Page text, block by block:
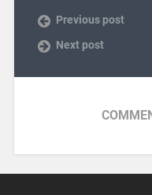
Previous post
Next post